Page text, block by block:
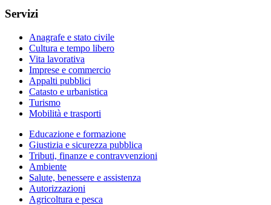
Servizi
Anagrafe e stato civile
Cultura e tempo libero
Vita lavorativa
Imprese e commercio
Appalti pubblici
Catasto e urbanistica
Turismo
Mobilità e trasporti
Educazione e formazione
Giustizia e sicurezza pubblica
Tributi, finanze e contravvenzioni
Ambiente
Salute, benessere e assistenza
Autorizzazioni
Agricoltura e pesca